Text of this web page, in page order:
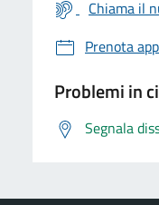
Chiama il
Prenota
Problemi in
Segnala